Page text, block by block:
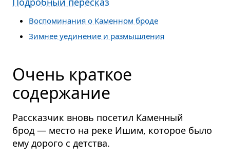
Воспоминания о Каменном броде
Зимнее уединение и размышления
Очень краткое
содержание
Рассказчик вновь посетил Каменный
брод — место на реке Ишим, которое было
ему дорого с детства.